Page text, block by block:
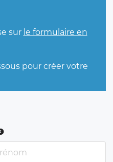
sur le formulaire en
pour créer votre